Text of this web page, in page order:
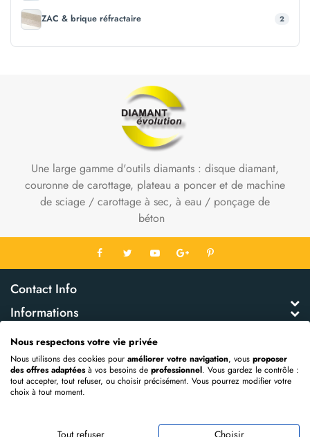
ZAC & brique réfractaire 2
Une large gamme d'outils diamants : disque diamant,
couronne de carottage, plateau a poncer et de machine
de sciage / carottage à sec, à eau / ponçage de
béton
Contact Info
Informations
Mon Compte
Extras
Nous respectons votre vie privée
Nous utilisons des cookies pour améliorer votre navigation, vous proposer
des offres adaptéesà vos besoins de professionnel. Vous gardez le contrôle :
tout accepter, tout refuser, ou choisir précisément. Vous pourrez modifier votre
choix à tout moment.
Tout refuser Choisir